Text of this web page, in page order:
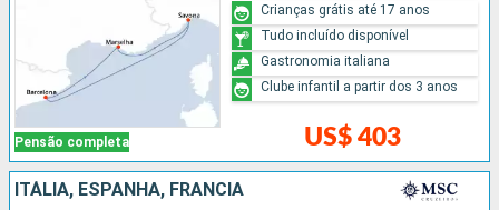
Pensão completa US$ 403
Crianças grátis até 17 anos
Tudo incluído disponível
Gastronomia italiana
Clube infantil a partir dos 3 anos
ITÁLIA, ESPANHA, FRANCIA